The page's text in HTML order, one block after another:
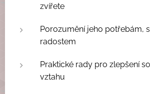
zvířete
Porozumění jeho potřebám,
radostem
Praktické rady pro zlepšení
vztahu